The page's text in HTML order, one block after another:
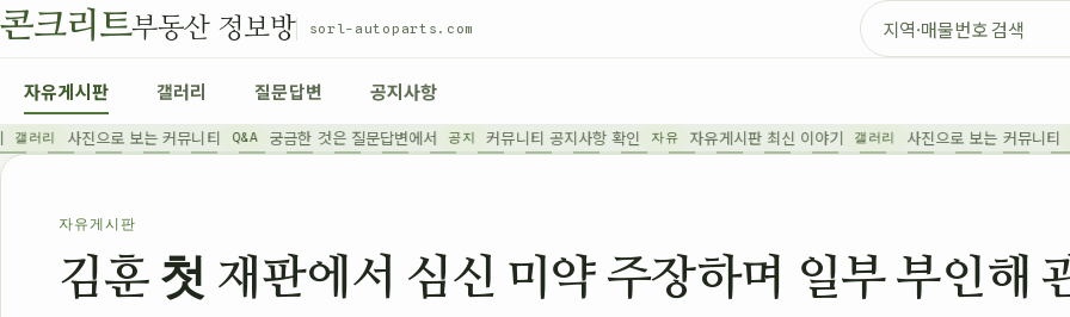
콘크리트부동산 정보방 sorl-autoparts.com 매물 검색
자유게시판 갤러리 질문답변 공지사항
러리 사진으로 보는 커뮤니티 Q&A 궁금한 것은 질문답변에서 공지 커뮤니티 공지사항 확인 자유 자유게시판 최신 이야기 갤러리 사진으로 보는 커뮤니티
자유게시판
김훈 첫 재판에서 심신 미약 주장하며 일부 부인해